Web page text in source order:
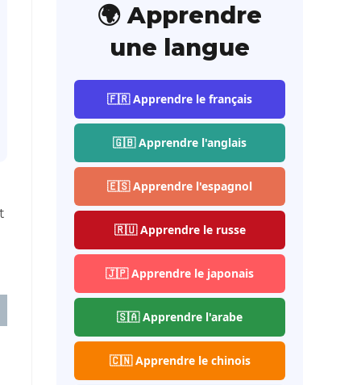
🌍 Apprendre
une langue
🇫🇷 Apprendre le français
🇬🇧 Apprendre l'anglais
🇪🇸 Apprendre l'espagnol
🇷🇺 Apprendre le russe
🇯🇵 Apprendre le japonais
🇸🇦 Apprendre l'arabe
🇨🇳 Apprendre le chinois